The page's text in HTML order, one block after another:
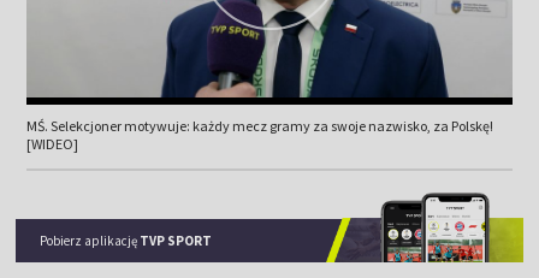
MŚ. Selekcjoner motywuje: każdy mecz gramy za swoje nazwisko, za Polskę!
[WIDEO]
Pobierz aplikację TVP SPORT